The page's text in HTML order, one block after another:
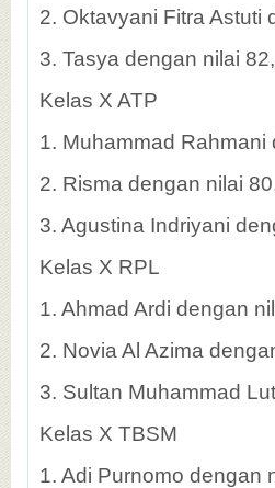
2. Oktavyani Fitra Astuti
3. Tasya dengan nilai
Kelas X ATP
1. Muhammad Rahmani
2. Risma dengan nilai
3. Agustina Indriyani
Kelas X RPL
1. Ahmad Ardi dengan
2. Novia Al Azima
3. Sultan Muhammad
Kelas X TBSM
1. Adi Purnomo dengan